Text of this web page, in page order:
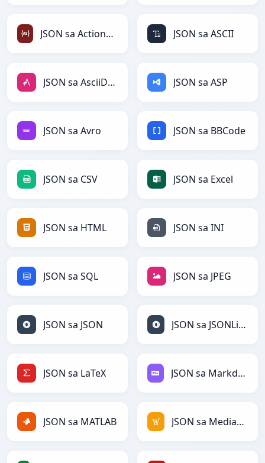
JSON sa ActionScript JSON sa ASCII
JSON sa AsciiDoc JSON sa ASP
JSON sa Avro JSON sa BBCode
JSON sa CSV JSON sa Excel
JSON sa HTML JSON sa INI
JSON sa SQL JSON sa JPEG
JSON sa JSON JSON sa JSONLines
JSON sa LaTeX JSON sa Markdown
JSON sa MATLAB JSON sa MediaWiki